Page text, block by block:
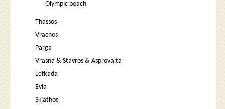
Olympic beach
Thassos
Vrachos
Parga
Vrasna & Stavros & Asprovalta
Lefkada
Evia
Skiathos